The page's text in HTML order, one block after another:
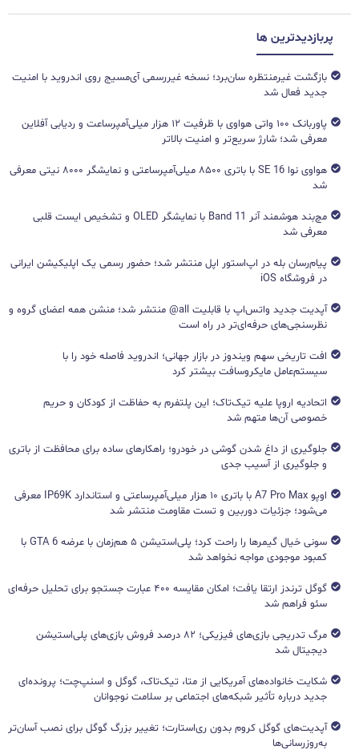
پربازدیدترین ها
بازگشت غیرمنتظره سان‌برد؛ نسخه غیررسمی آی‌مسیج روی اندروید با امنیت
جدید فعال شد
پاوربانک ۱۰۰ واتی هواوی با ظرفیت ۱۲ هزار میلی‌آمپرساعت و ردیابی آفلاین
معرفی شد؛ شارژ سریع‌تر و امنیت بالاتر
هواوی نوا 16 SE با باتری ۸۵۰۰ میلی‌آمپرساعتی و نمایشگر ۸۰۰۰ نیتی معرفی
شد
مچ‌بند هوشمند آنر Band 11 با نمایشگر OLED و تشخیص ایست قلبی
معرفی شد
پیام‌رسان بله در اپ‌استور اپل منتشر شد؛ حضور رسمی یک اپلیکیشن ایرانی
در فروشگاه iOS
آپدیت جدید واتس‌اپ با قابلیت all@ منتشر شد؛ منشن همه اعضای گروه و
نظرسنجی‌های حرفه‌ای‌تر در راه است
افت تاریخی سهم ویندوز در بازار جهانی؛ اندروید فاصله خود را با
سیستم‌عامل مایکروسافت بیشتر کرد
اتحادیه اروپا علیه تیک‌تاک؛ این پلتفرم به حفاظت از کودکان و حریم
خصوصی آن‌ها متهم شد
جلوگیری از داغ شدن گوشی در خودرو؛ راهکارهای ساده برای محافظت از باتری
و جلوگیری از آسیب جدی
اوپو A7 Pro Max با باتری ۱۰ هزار میلی‌آمپرساعتی و استاندارد IP69K معرفی
می‌شود؛ جزئیات دوربین و تست مقاومت منتشر شد
سونی خیال گیمرها را راحت کرد؛ پلی‌استیشن ۵ هم‌زمان با عرضه GTA 6 با
کمبود موجودی مواجه نخواهد شد
گوگل ترندز ارتقا یافت؛ امکان مقایسه ۴۰۰ عبارت جستجو برای تحلیل حرفه‌ای
سئو فراهم شد
مرگ تدریجی بازی‌های فیزیکی؛ ۸۲ درصد فروش بازی‌های پلی‌استیشن
دیجیتال شد
شکایت خانواده‌های آمریکایی از متا، تیک‌تاک، گوگل و اسنپ‌چت؛ پرونده‌ای
جدید درباره تأثیر شبکه‌های اجتماعی بر سلامت نوجوانان
آپدیت‌های گوگل کروم بدون ری‌استارت؛ تغییر بزرگ گوگل برای نصب آسان‌تر
به‌روزرسانی‌ها